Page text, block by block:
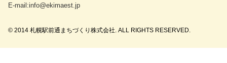
E-mail:info@ekimaest.jp
© 2014 札幌駅前通まちづくり株式会社. ALL RIGHTS RESERVED.